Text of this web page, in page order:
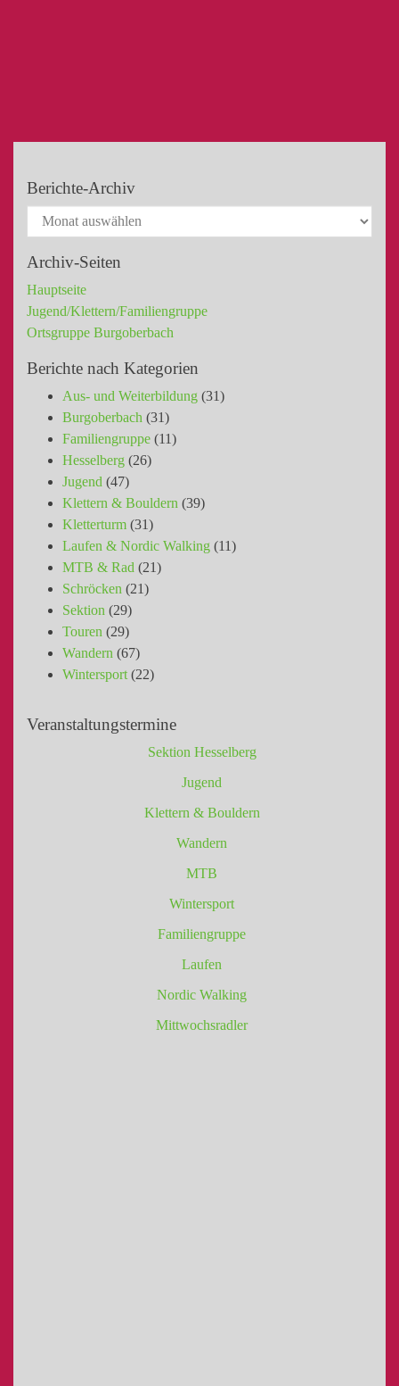
Berichte-Archiv
Archiv-Seiten
Hauptseite
Jugend/Klettern/Familiengruppe
Ortsgruppe Burgoberbach
Berichte nach Kategorien
Aus- und Weiterbildung (31)
Burgoberbach (31)
Familiengruppe (11)
Hesselberg (26)
Jugend (47)
Klettern & Bouldern (39)
Kletterturm (31)
Laufen & Nordic Walking (11)
MTB & Rad (21)
Schröcken (21)
Sektion (29)
Touren (29)
Wandern (67)
Wintersport (22)
Veranstaltungstermine
Sektion Hesselberg
Jugend
Klettern & Bouldern
Wandern
MTB
Wintersport
Familiengruppe
Laufen
Nordic Walking
Mittwochsradler